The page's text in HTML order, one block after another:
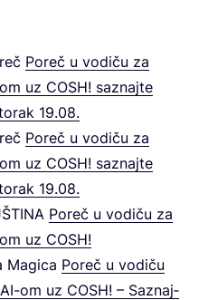
Poreč u vodiču za
uz COSH! saz­naj­te
19.08.
Poreč u vodiču za
uz COSH! saz­naj­te
19.08.
Poreč u vodiču za
uz COSH!
Magi­ca Poreč u vodiču
om uz COSH! – Saz­naj­